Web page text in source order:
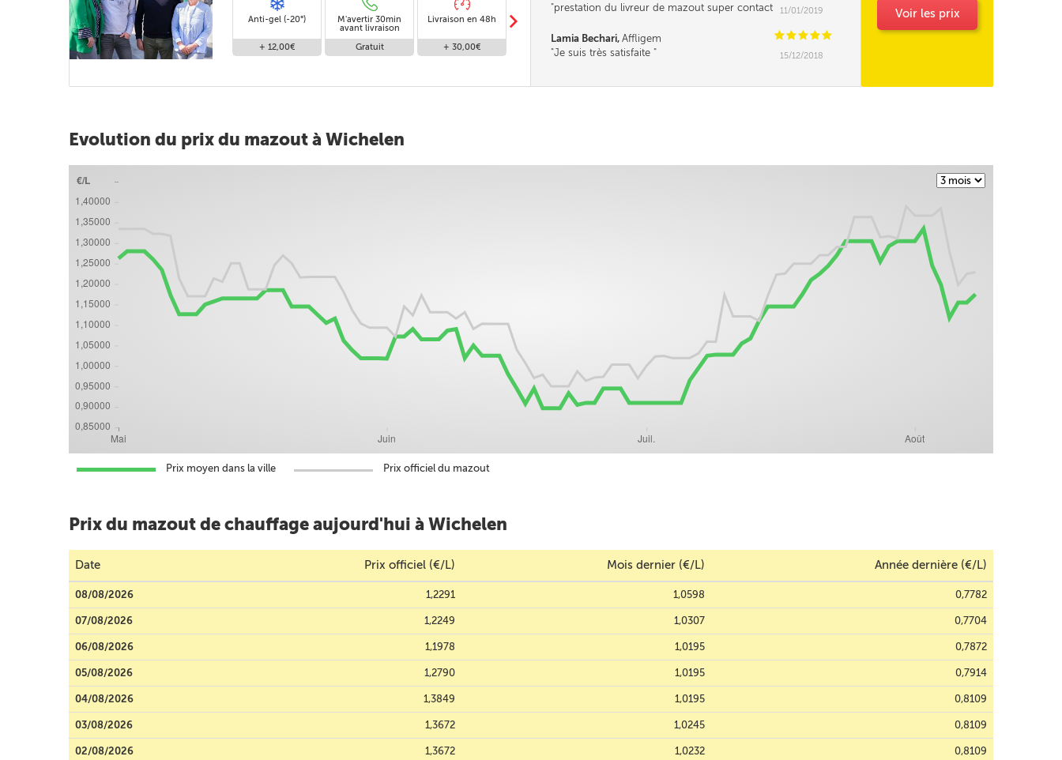
Anti-gel (-20°)
+ 12,00€
M'avertir 30min
avant livraison
Gratuit
Livraison en 48h
+ 30,00€
Livraison standard
Gratuit
Gratuit
m
prestation du livreur de mazout super contact
11/01/2019
Lamia Bechari, Affligem CCCCC
Je suis très satisfaite
15/12/2018
Voir les prix
Evolution du prix du mazout à Wichelen
Prix moyen dans la ville Prix officiel du mazout
Prix du mazout de chauffage aujourd'hui à Wichelen
Date Prix officiel (€/L) Mois dernier (€/L) Année dernière (€/L)
08/08/2026 1,2291 1,0598 0,7782
07/08/2026 1,2249 1,0307 0,7704
06/08/2026 1,1978 1,0195 0,7872
05/08/2026 1,2790 1,0195 0,7914
04/08/2026 1,3849 1,0195 0,8109
03/08/2026 1,3672 1,0245 0,8109
02/08/2026 1,3672 1,0232 0,8109